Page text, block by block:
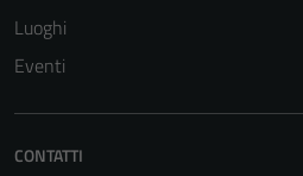
Luoghi
Eventi
CONTATTI